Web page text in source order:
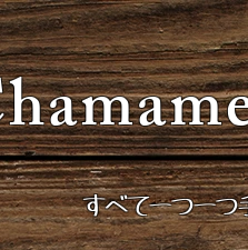
すべて一つ一つ